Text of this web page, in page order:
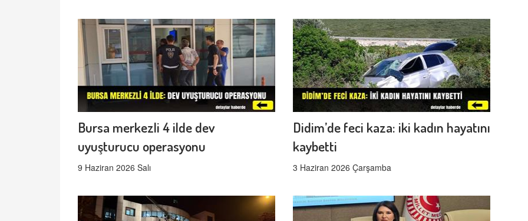
Bursa merkezli 4 ilde dev
uyuşturucu operasyonu
9 Haziran 2026 Salı
Didim’de feci kaza: iki kadın hayatını
kaybetti
3 Haziran 2026 Çarşamba